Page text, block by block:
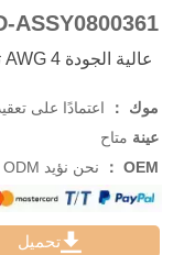
ASSY0800361
موك ：
اعتمادًا على تعقيد
عينة متاح
OEM ：
نحن نؤيد OEM / ODM
تحميل